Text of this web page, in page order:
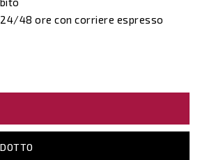
24/48 ore con corriere espresso